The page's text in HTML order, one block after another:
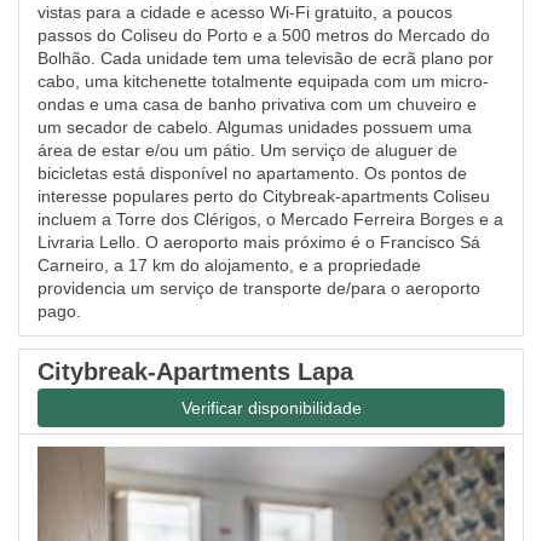
vistas para a cidade e acesso Wi-Fi gratuito, a poucos
passos do Coliseu do Porto e a 500 metros do Mercado do
Bolhão. Cada unidade tem uma televisão de ecrã plano por
cabo, uma kitchenette totalmente equipada com um micro-
ondas e uma casa de banho privativa com um chuveiro e
um secador de cabelo. Algumas unidades possuem uma
área de estar e/ou um pátio. Um serviço de aluguer de
bicicletas está disponível no apartamento. Os pontos de
interesse populares perto do Citybreak-apartments Coliseu
incluem a Torre dos Clérigos, o Mercado Ferreira Borges e a
Livraria Lello. O aeroporto mais próximo é o Francisco Sá
Carneiro, a 17 km do alojamento, e a propriedade
providencia um serviço de transporte de/para o aeroporto
pago.
Citybreak-Apartments Lapa
Verificar disponibilidade
Previous Next